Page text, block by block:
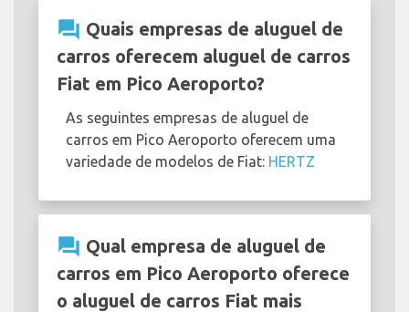
question_answer Quais empresas de aluguel de
carros oferecem aluguel de carros
Fiat em Pico Aeroporto?
As seguintes empresas de aluguel de
carros em Pico Aeroporto oferecem uma
variedade de modelos de Fiat: HERTZ
question_answer Qual empresa de aluguel de
carros em Pico Aeroporto oferece
o aluguel de carros Fiat mais